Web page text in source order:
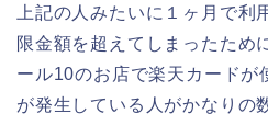
上記の人みたいに１ヶ月で利
限金額を超えてしまったため
ール10のお店で楽天カードが
が発生している人がかなりの